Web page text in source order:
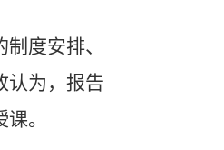
度安排、
认为，报告
。